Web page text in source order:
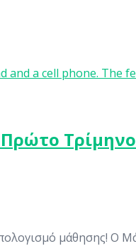
μάθησης! Ο